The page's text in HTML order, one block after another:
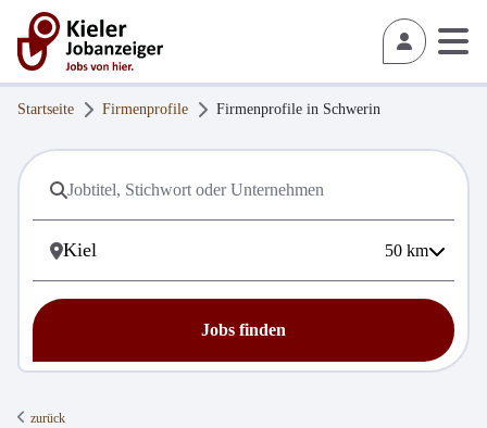
Startseite Firmenprofile Firmenprofile in Schwerin
50 km
Jobs finden
zurück